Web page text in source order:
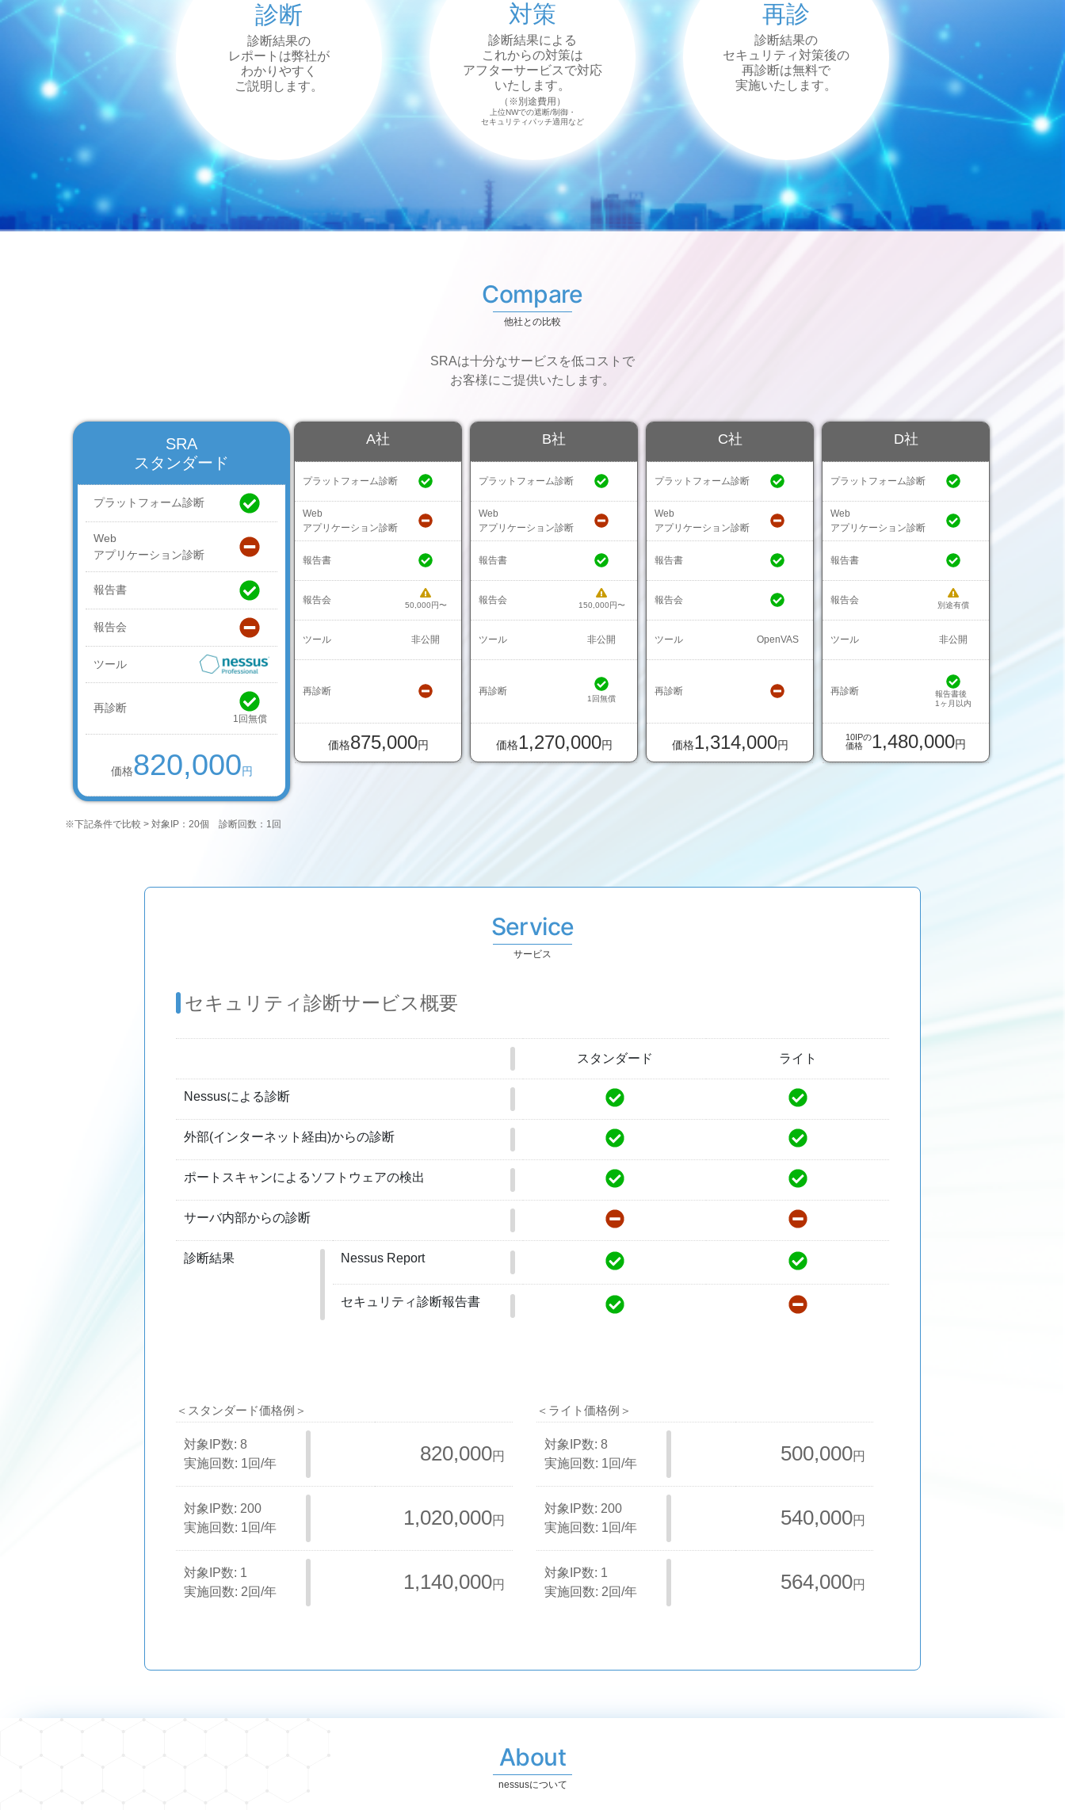
診断
診断結果の
レポートは弊社が
わかりやすく
ご説明します。
対策
診断結果による
これからの対策は
アフターサービスで対応
いたします。
（※別途費用）
上位NWでの遮断/制御・
セキュリティパッチ適用など
再診
診断結果の
セキュリティ対策後の
再診断は無料で
実施いたします。
Compare
他社との比較
SRAは十分なサービスを低コストで
お客様にご提供いたします。
SRA
スタンダード
プラットフォーム診断
Web
アプリケーション診断
報告書
報告会
ツール
再診断
1回無償
価格820,000円
A社
プラットフォーム診断
Web
アプリケーション診断
報告書
報告会 50,000円〜
ツール 非公開
再診断
価格875,000円
B社
プラットフォーム診断
Web
アプリケーション診断
報告書
報告会 150,000円〜
ツール 非公開
再診断
1回無償
価格1,270,000円
C社
プラットフォーム診断
Web
アプリケーション診断
報告書
報告会
ツール OpenVAS
再診断
価格1,314,000円
D社
プラットフォーム診断
Web
アプリケーション診断
報告書
報告会 別途有償
ツール 非公開
再診断
報告書後
1ヶ月以内
10IPの
価格
1,480,000円
※下記条件で比較 > 対象IP：20個 診断回数：1回
Service
サービス
セキュリティ診断サービス概要
スタンダード ライト
Nessusによる診断
外部(インターネット経由)からの診断
ポートスキャンによる ソフトウェアの検出
サーバ内部からの診断
診断結果 Nessus Report
セキュリティ診断報告書
＜スタンダード価格例＞
対象IP数: 8
実施回数: 1回/年
820,000円
対象IP数: 200
実施回数: 1回/年
1,020,000円
対象IP数: 1
実施回数: 2回/年
1,140,000円
＜ライト価格例＞
対象IP数: 8
実施回数: 1回/年
500,000円
対象IP数: 200
実施回数: 1回/年
540,000円
対象IP数: 1
実施回数: 2回/年
564,000円
About
nessusについて